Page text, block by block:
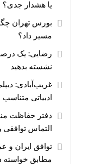
یا هشدار جدی؟
بورس تهران
مسیر داد؟
رضایی: یک درصد
نشسته بدهید
غریب‌آبادی:
ادبیاتی
دفتر حفاظت
التماس
توافق ایران و
مطابق خواسته